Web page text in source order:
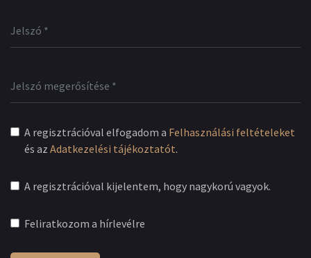
A regisztrációval elfogadom a Felhasználási feltételeket
és az Adatkezelési tájékoztatót.
A regisztrációval kijelentem, hogy nagykorú vagyok.
Feliratkozom a hírlevélre